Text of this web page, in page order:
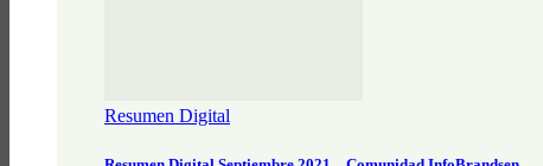
Resumen Digital